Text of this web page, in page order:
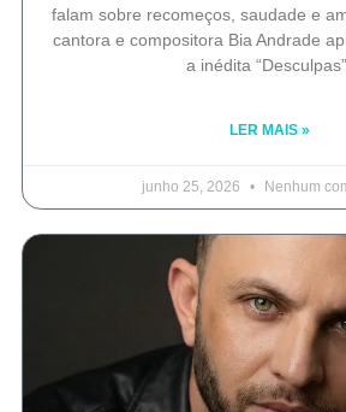
falam sobre recomeços, saudade e
cantora e compositora Bia Andrade
a inédita “Desculpas”,
LER MAIS »
junho 25, 2026 Nenhum